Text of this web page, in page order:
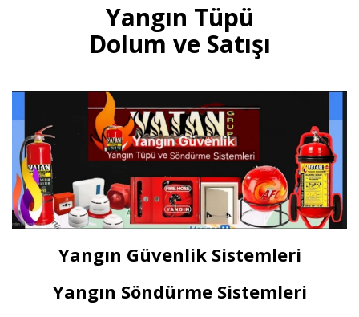
Yangın Tüpü
Dolum ve Satışı
Yangın Güvenlik Sistemleri
Yangın Söndürme Sistemleri